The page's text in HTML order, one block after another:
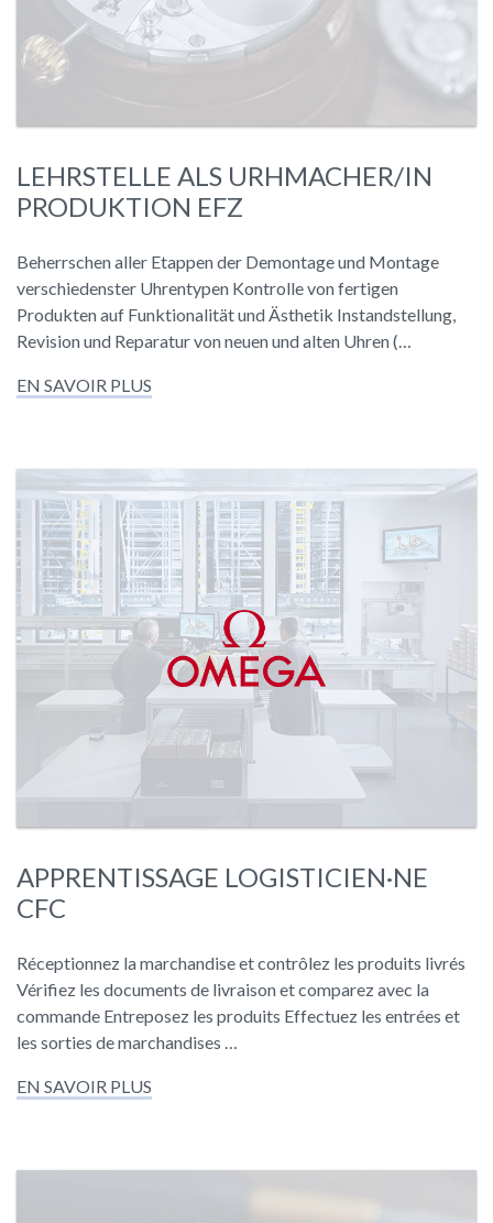
LEHRSTELLE ALS URHMACHER/IN
PRODUKTION EFZ
Beherrschen aller Etappen der Demontage und Montage
verschiedenster Uhrentypen Kontrolle von fertigen
Produkten auf Funktionalität und Ästhetik Instandstellung,
Revision und Reparatur von neuen und alten Uhren (…
EN SAVOIR PLUS
APPRENTISSAGE LOGISTICIEN·NE
CFC
Réceptionnez la marchandise et contrôlez les produits livrés
Vérifiez les documents de livraison et comparez avec la
commande Entreposez les produits Effectuez les entrées et
les sorties de marchandises …
EN SAVOIR PLUS